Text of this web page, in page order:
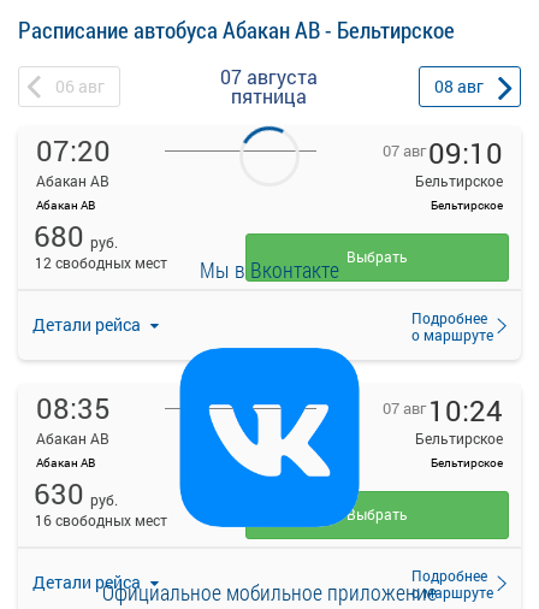
Расписание автобуса Абакан АВ - Бельтирское
06 авг 07 августа
пятница 08 авг
07:20
Абакан АВ
Абакан АВ
07 авг09:10
Бельтирское
Бельтирское
Детали рейса
Подробнее
о маршруте
680 руб.
12 свободных мест
Выбрать
08:35
Абакан АВ
Абакан АВ
07 авг 10:24
Бельтирское
Бельтирское
Детали рейса
Подробнее
о маршруте
630 руб.
16 свободных мест
Выбрать
Мы в Вконтакте
Официальное мобильное приложение